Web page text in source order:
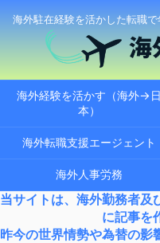
海外駐在経験を活かした転職
海外経験を活かす（海外→日
本）
海外転職支援エージェント
海外人事労務
当サイトは、海外勤務者及
に記事を
昨今の世界情勢や為替の影